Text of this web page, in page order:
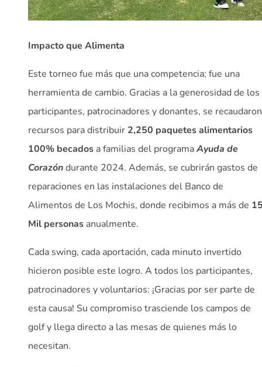
Impacto que Alimenta
Este torneo fue más que una competencia; fue una
herramienta de cambio. Gracias a la generosidad de los
participantes, patrocinadores y donantes, se recaudaron
recursos para distribuir 2,250 paquetes alimentarios
100% becados a familias del programaAyuda de
Corazóndurante 2024. Además, se cubrirán gastos de
reparaciones en las instalaciones del Banco de
Alimentos de Los Mochis, donde recibimos a más de
Mil personas anualmente.
Cada swing, cada aportación, cada minuto invertido
hicieron posible este logro. A todos los participantes,
patrocinadores y voluntarios: ¡Gracias por ser parte de
esta causa! Su compromiso trasciende los campos de
golf y llega directo a las mesas de quienes más lo
necesitan.